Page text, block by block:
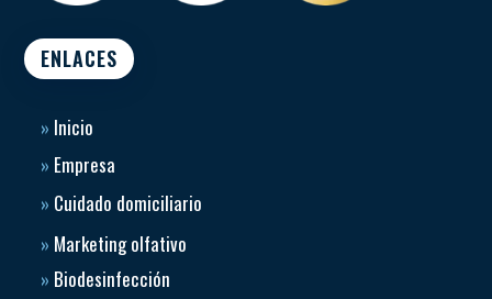
ENLACES
» Inicio
» Empresa
» Cuidado domiciliario
» Marketing olfativo
» Biodesinfección